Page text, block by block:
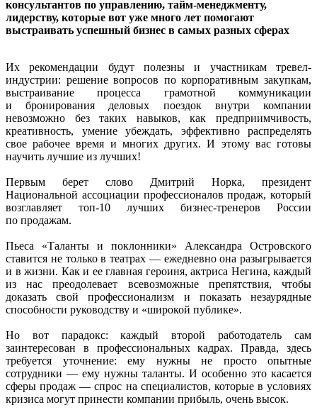
консультантов по управлению, тайм-менеджменту,
лидерству, которые вот уже много лет помогают
выстраивать успешный бизнес в самых разных сферах
Их рекомендации будут полезны и участникам тревел-
индустрии: решение вопросов по корпоративным закупкам,
выстраивание процесса грамотной коммуникации
и бронирования деловых поездок внутри компании
невозможно без таких навыков, как предприимчивость,
креативность, умение убеждать, эффективно распределять
свое рабочее время и многих других. И этому вас готовы
научить лучшие из лучших!
Первым берет слово Дмитрий Норка, президент
Национальной ассоциации профессионалов продаж, который
возглавляет топ-10 лучших бизнес-тренеров России
по продажам.
Пьеса «Таланты и поклонники» Александра Островского
ставится не только в театрах — ежедневно она разыгрывается
и в жизни. Как и ее главная героиня, актриса Негина, каждый
из нас преодолевает всевозможные препятствия, чтобы
доказать свой профессионализм и показать незаурядные
способности руководству и «широкой публике».
Но вот парадокс: каждый второй работодатель сам
заинтересован в профессиональных кадрах. Правда, здесь
требуется уточнение: ему нужны не просто опытные
сотрудники — ему нужны таланты. И особенно это касается
сферы продаж — спрос на специалистов, которые в условиях
кризиса могут принести компании прибыль, очень высок.